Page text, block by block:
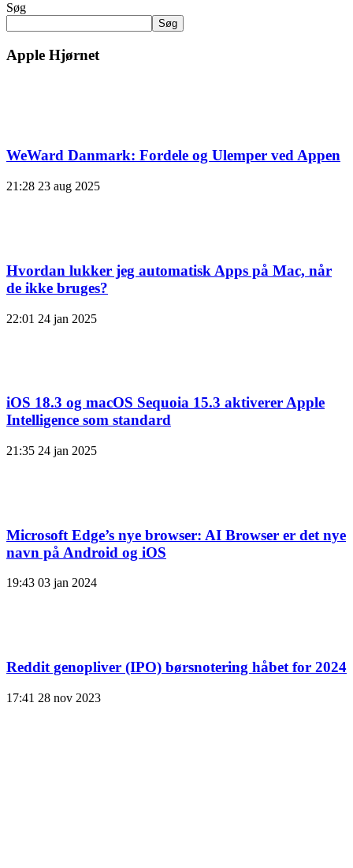
Søg
Søg
Apple Hjørnet
WeWard Danmark: Fordele og Ulemper ved Appen
21:28 23 aug 2025
Hvordan lukker jeg automatisk Apps på Mac, når
de ikke bruges?
22:01 24 jan 2025
iOS 18.3 og macOS Sequoia 15.3 aktiverer Apple
Intelligence som standard
21:35 24 jan 2025
Microsoft Edge’s nye browser: AI Browser er det nye
navn på Android og iOS
19:43 03 jan 2024
Reddit genopliver (IPO) børsnotering håbet for 2024
17:41 28 nov 2023